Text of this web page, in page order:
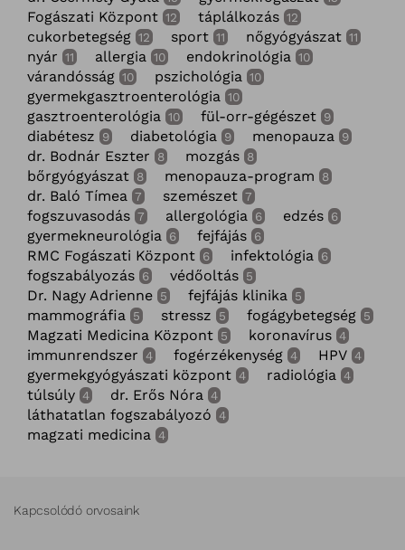
Fogászati Központ 12 táplálkozás 12
cukorbetegség 12 sport 11 nőgyógyászat 11
nyár 11 allergia 10 endokrinológia 10
várandósság 10 pszichológia 10
gyermekgasztroenterológia 10
gasztroenterológia 10 fül-orr-gégészet 9
diabétesz 9 diabetológia 9 menopauza 9
dr. Bodnár Eszter 8 mozgás 8
bőrgyógyászat 8 menopauza-program 8
dr. Baló Tímea 7 szemészet 7
fogszuvasodás 7 allergológia 6 edzés 6
gyermekneurológia 6 fejfájás 6
RMC Fogászati Központ 6 infektológia 6
fogszabályozás 6 védőoltás 5
Dr. Nagy Adrienne 5 fejfájás klinika 5
mammográfia 5 stressz 5 fogágybetegség 5
Magzati Medicina Központ 5 koronavírus 4
immunrendszer 4 fogérzékenység 4 HPV 4
gyermekgyógyászati központ 4 radiológia 4
túlsúly 4 dr. Erős Nóra 4
láthatatlan fogszabályozó 4
magzati medicina 4
Kapcsolódó orvosaink